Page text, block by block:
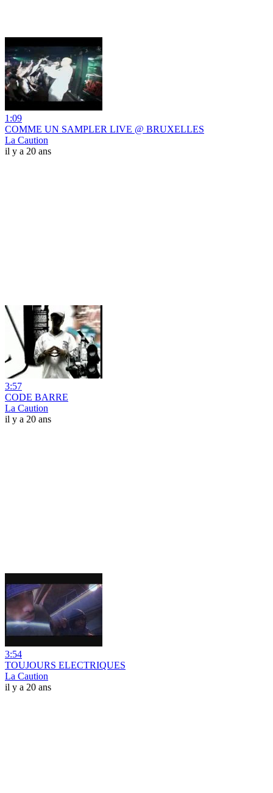
1:09
COMME UN SAMPLER LIVE @ BRUXELLES
La Caution
il y a 20 ans
3:57
CODE BARRE
La Caution
il y a 20 ans
3:54
TOUJOURS ELECTRIQUES
La Caution
il y a 20 ans